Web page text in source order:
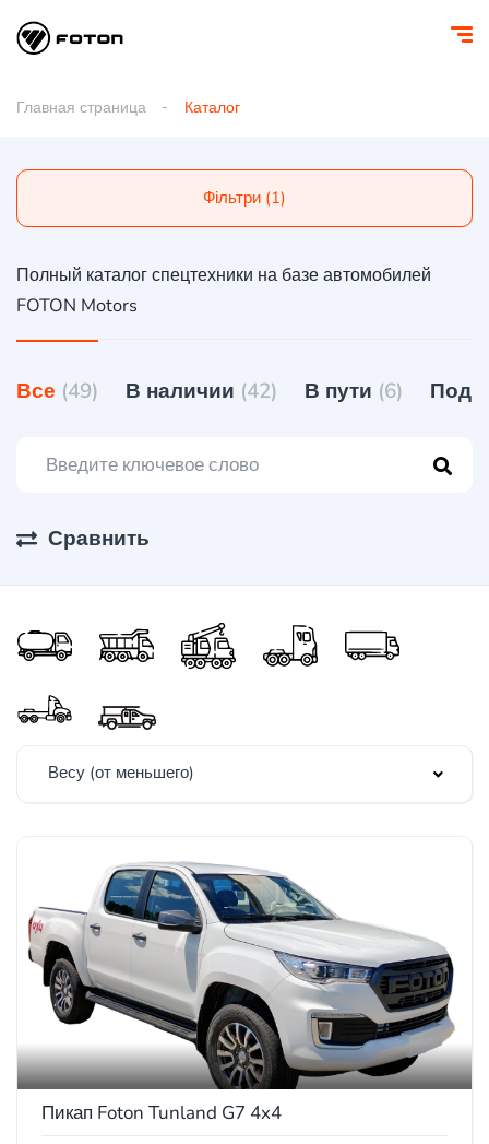
Главная страница Каталог
Фільтри (1)
Полный каталог спецтехники на базе автомобилей
FOTON Motors
Все (49) В наличии (42) В пути (6) Под
Сравнить
Весу (от меньшего)
Пикап Foton Tunland G7 4x4